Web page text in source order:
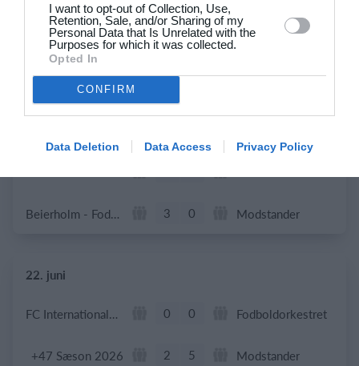
I want to opt-out of Collection, Use,
Retention, Sale, and/or Sharing of my
Personal Data that Is Unrelated with the
Purposes for which it was collected.
Opted In
CONFIRM
Data Deletion Data Access Privacy Policy
24. juni
Stavtrup
Beierholm - Fodbold 3 0 Modstander
22. juni
FC Internationale (Superveteran) 0 0 Fodboldorkestret
+47 Sæson 2026 2 5 Modstander